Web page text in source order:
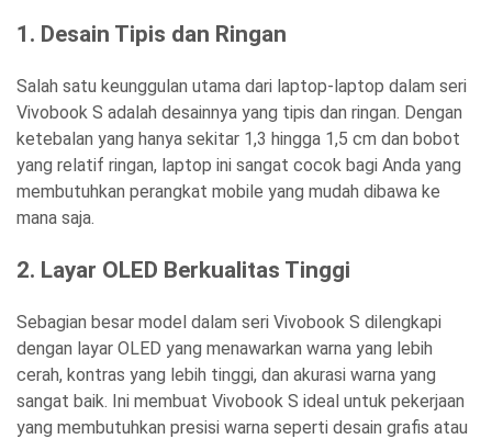
1. Desain Tipis dan Ringan
Salah satu keunggulan utama dari laptop-laptop dalam seri
Vivobook S adalah desainnya yang tipis dan ringan. Dengan
ketebalan yang hanya sekitar 1,3 hingga 1,5 cm dan bobot
yang relatif ringan, laptop ini sangat cocok bagi Anda yang
membutuhkan perangkat mobile yang mudah dibawa ke
mana saja.
2. Layar OLED Berkualitas Tinggi
Sebagian besar model dalam seri Vivobook S dilengkapi
dengan layar OLED yang menawarkan warna yang lebih
cerah, kontras yang lebih tinggi, dan akurasi warna yang
sangat baik. Ini membuat Vivobook S ideal untuk pekerjaan
yang membutuhkan presisi warna seperti desain grafis atau